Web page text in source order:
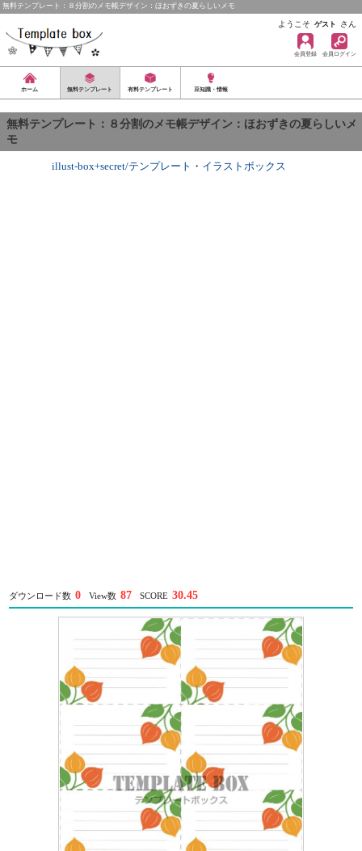
無料テンプレート：８分割のメモ帳デザイン：ほおずきの夏らしいメモ
ようこそ ゲスト さん
会員登録 会員ログイン
ホーム 無料テンプレート 有料テンプレート 豆知識・情報
無料テンプレート：８分割のメモ帳デザイン：ほおずきの夏らしいメ
モ
illust-box+secret/テンプレート ・ イラストボックス
ダウンロード数 0 View数 87 SCORE 30.45